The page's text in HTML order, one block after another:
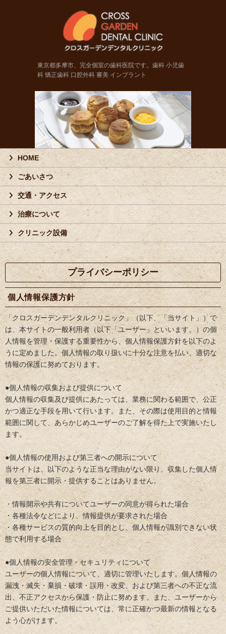
東京都多摩市、完全個室の歯科医院です。歯科 小児歯
科 矯正歯科 口腔外科 審美 インプラント
HOME
ごあいさつ
交通・アクセス
治療について
クリニック設備
プライバシーポリシー
個人情報保護方針
「クロスガーデンデンタルクリニック」（以下、「当サイト」）で
は、本サイトの一般利用者（以下「ユーザー」といいます。）の個
人情報を管理・保護する重要性から、個人情報保護方針を以下のよ
うに定めました。個人情報の取り扱いに十分な注意を払い、適切な
情報の保護に努めております。
●個人情報の収集および提供について
個人情報の収集及び提供にあたっては、業務に関わる範囲で、公正
かつ適正な手段を用いて行います。また、その際は使用目的と情報
範囲に関して、あらかじめユーザーのご了解を得た上で実施いたし
ます。
●個人情報の使用および第三者への開示について
当サイトは、以下のような正当な理由がない限り、収集した個人情
報を第三者に開示・提供することはありません。
・情報開示や共有についてユーザーの同意が得られた場合
・各種法令などにより、情報提供が要求された場合
・各種サービスの質的向上を目的とし、個人情報が識別できない状
態で利用する場合
●個人情報の安全管理・セキュリティについて
ユーザーの個人情報について、適切に管理いたします。個人情報の
漏洩・滅失・棄損・破壊・誤用・改変、および第三者への不正な流
出、不正アクセスから保護・防止に努めます。また、ユーザーから
ご提供いただいた情報については、常に正確かつ最新の情報となる
よう心がけます。